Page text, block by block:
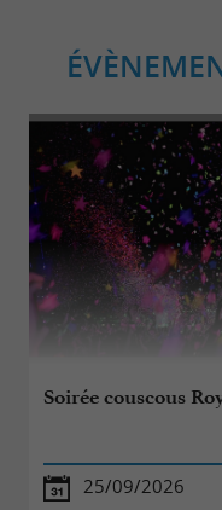
Soirée couscous
25/09/2026